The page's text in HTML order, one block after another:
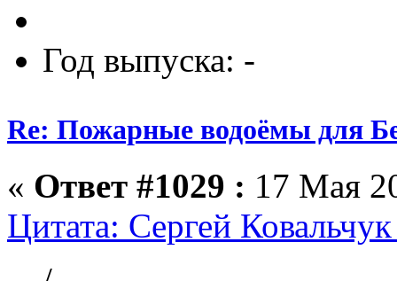
Год выпуска: -
Re: Пожарные водоёмы для
« Ответ #1029 : 17 Мая
Цитата: Сергей